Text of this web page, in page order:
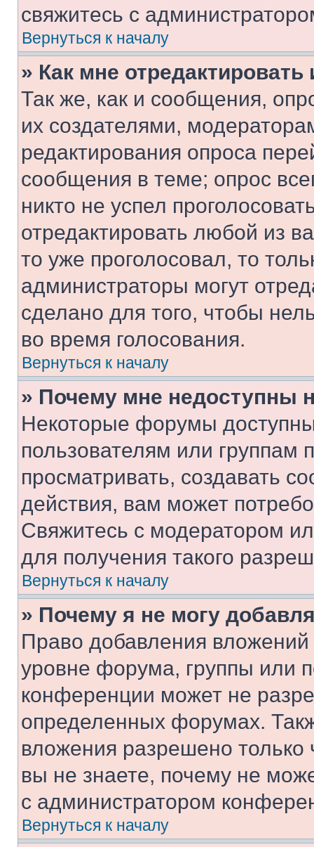
свяжитесь с
Вернуться к началу
» Как мне
Так же, как и сообщения,
их создателями,
редактирования опроса
сообщения в теме; опрос
никто не успел
отредактировать любой из
то уже проголосовал, то
администраторы могут
сделано для того, чтобы
во время голосования.
Вернуться к началу
» Почему мне недоступны
Некоторые форумы
пользователям или группам
просматривать, создавать
действия, вам может
Свяжитесь с модератором
для получения такого
Вернуться к началу
» Почему я не могу
Право добавления
уровне форума, группы или
конференции может не
определенных форумах.
вложения разрешено
вы не знаете, почему не
с администратором
Вернуться к началу